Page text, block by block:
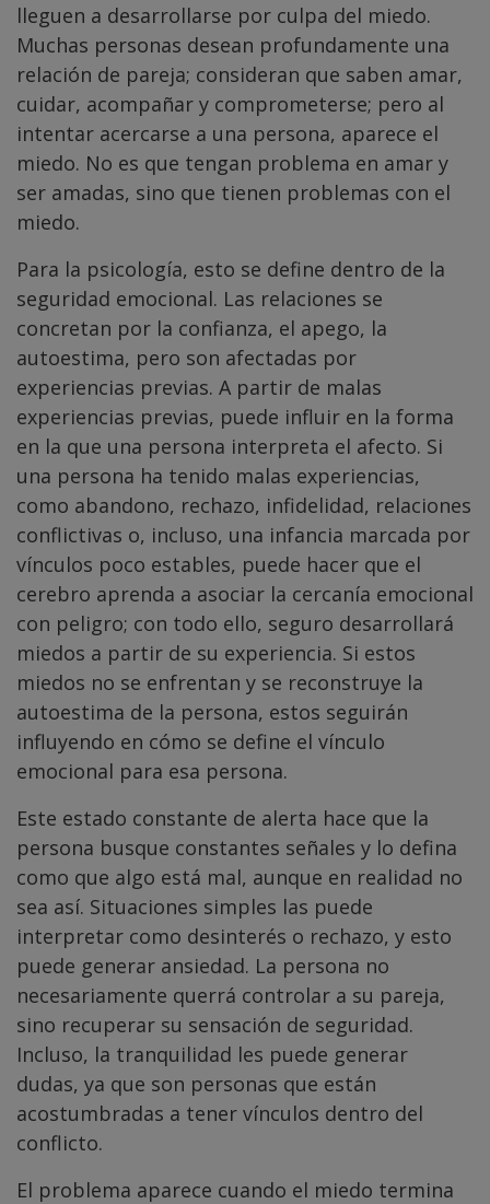
lleguen a desarrollarse por culpa del miedo.
Muchas personas desean profundamente una
relación de pareja; consideran que saben amar,
cuidar, acompañar y comprometerse; pero al
intentar acercarse a una persona, aparece el
miedo. No es que tengan problema en amar y
ser amadas, sino que tienen problemas con el
miedo.
Para la psicología, esto se define dentro de la
seguridad emocional. Las relaciones se
concretan por la confianza, el apego, la
autoestima, pero son afectadas por
experiencias previas. A partir de malas
experiencias previas, puede influir en la forma
en la que una persona interpreta el afecto. Si
una persona ha tenido malas experiencias,
como abandono, rechazo, infidelidad, relaciones
conflictivas o, incluso, una infancia marcada por
vínculos poco estables, puede hacer que el
cerebro aprenda a asociar la cercanía emocional
con peligro; con todo ello, seguro desarrollará
miedos a partir de su experiencia. Si estos
miedos no se enfrentan y se reconstruye la
autoestima de la persona, estos seguirán
influyendo en cómo se define el vínculo
emocional para esa persona.
Este estado constante de alerta hace que la
persona busque constantes señales y lo defina
como que algo está mal, aunque en realidad no
sea así. Situaciones simples las puede
interpretar como desinterés o rechazo, y esto
puede generar ansiedad. La persona no
necesariamente querrá controlar a su pareja,
sino recuperar su sensación de seguridad.
Incluso, la tranquilidad les puede generar
dudas, ya que son personas que están
acostumbradas a tener vínculos dentro del
conflicto.
El problema aparece cuando el miedo termina